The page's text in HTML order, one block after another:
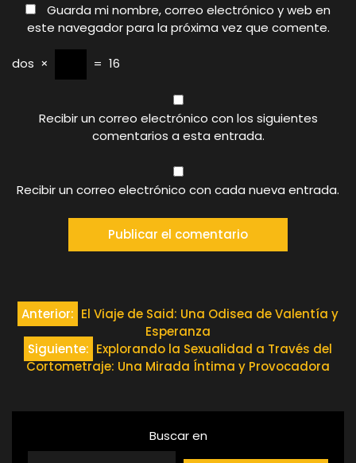
Guarda mi nombre, correo electrónico y web en
este navegador para la próxima vez que comente.
dos × = 16
Recibir un correo electrónico con los siguientes
comentarios a esta entrada.
Recibir un correo electrónico con cada nueva entrada.
Navegación
de
entradas
Anterior: El Viaje de Said: Una Odisea de Valentía y
Esperanza
Siguiente: Explorando la Sexualidad a Través del
Cortometraje: Una Mirada Íntima y Provocadora
Buscar en